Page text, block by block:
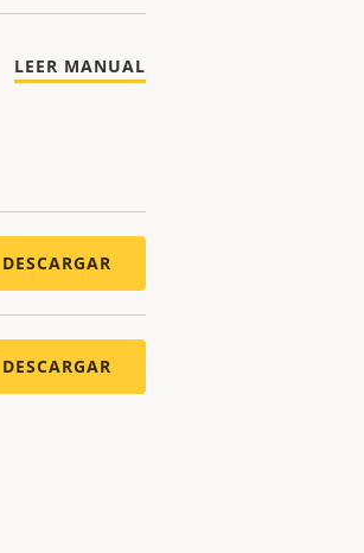
LEER MANUAL
DESCARGAR
DESCARGAR